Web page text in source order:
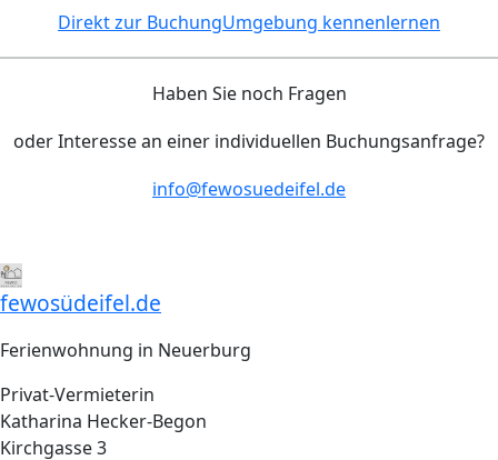
Direkt zur BuchungUmgebung kennenlernen
Haben Sie noch Fragen
oder Interesse an einer individuellen Buchungsanfrage?
info@fewosuedeifel.de
fewosüdeifel.de
Ferienwohnung in Neuerburg
Privat-Vermieterin
Katharina Hecker-Begon
Kirchgasse 3